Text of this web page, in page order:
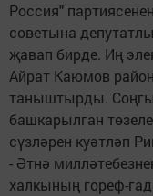
Россия"
советына
җавап бирде. Иң
Айрат Каюмов
таныштырды.
башкарылган
сүзләрен куәтләп
- Әтнә
халкының гореф-